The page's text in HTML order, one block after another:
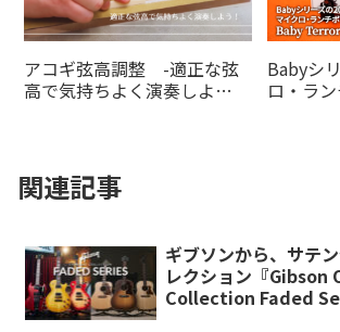
アコギ弦高調整 -適正な弦
高で気持ちよく演奏しよ
Babyシ
ロ・ラ
関連記事
ギブソンから、サテ
レクション『Gibson
Collection Faded